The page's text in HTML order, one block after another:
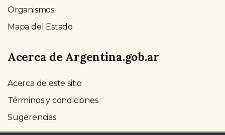
Organismos
Mapa del Estado
Acerca de Argentina.gob.ar
Acerca de este sitio
Términos y condiciones
Sugerencias